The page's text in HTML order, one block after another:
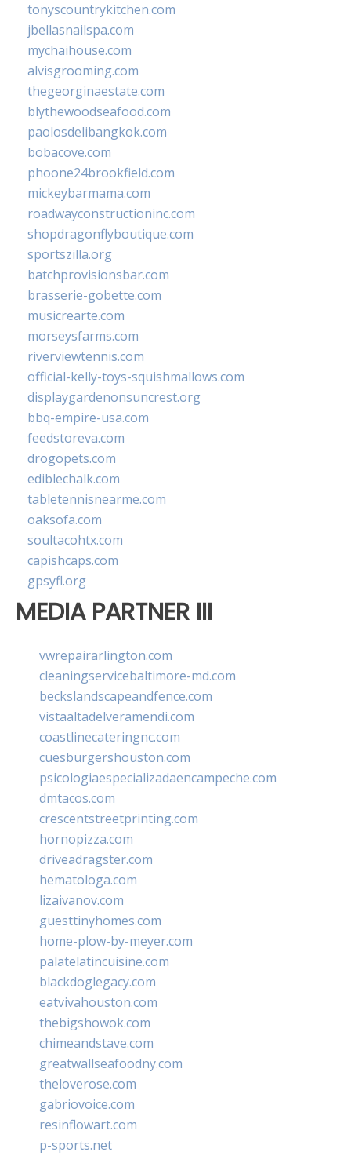
tonyscountrykitchen.com
jbellasnailspa.com
mychaihouse.com
alvisgrooming.com
thegeorginaestate.com
blythewoodseafood.com
paolosdelibangkok.com
bobacove.com
phoone24brookfield.com
mickeybarmama.com
roadwayconstructioninc.com
shopdragonflyboutique.com
sportszilla.org
batchprovisionsbar.com
brasserie-gobette.com
musicrearte.com
morseysfarms.com
riverviewtennis.com
official-kelly-toys-squishmallows.com
displaygardenonsuncrest.org
bbq-empire-usa.com
feedstoreva.com
drogopets.com
ediblechalk.com
tabletennisnearme.com
oaksofa.com
soultacohtx.com
capishcaps.com
gpsyfl.org
MEDIA PARTNER III
vwrepairarlington.com
cleaningservicebaltimore-md.com
beckslandscapeandfence.com
vistaaltadelveramendi.com
coastlinecateringnc.com
cuesburgershouston.com
psicologiaespecializadaencampeche.com
dmtacos.com
crescentstreetprinting.com
hornopizza.com
driveadragster.com
hematologa.com
lizaivanov.com
guesttinyhomes.com
home-plow-by-meyer.com
palatelatincuisine.com
blackdoglegacy.com
eatvivahouston.com
thebigshowok.com
chimeandstave.com
greatwallseafoodny.com
theloverose.com
gabriovoice.com
resinflowart.com
p-sports.net